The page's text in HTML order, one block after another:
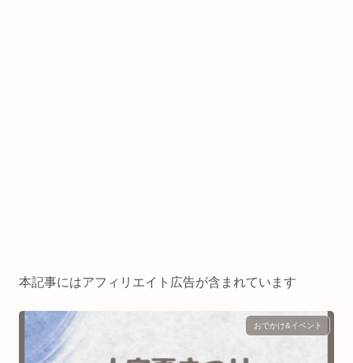
本記事にはアフィリエイト広告が含まれています
おでかけ&イベント